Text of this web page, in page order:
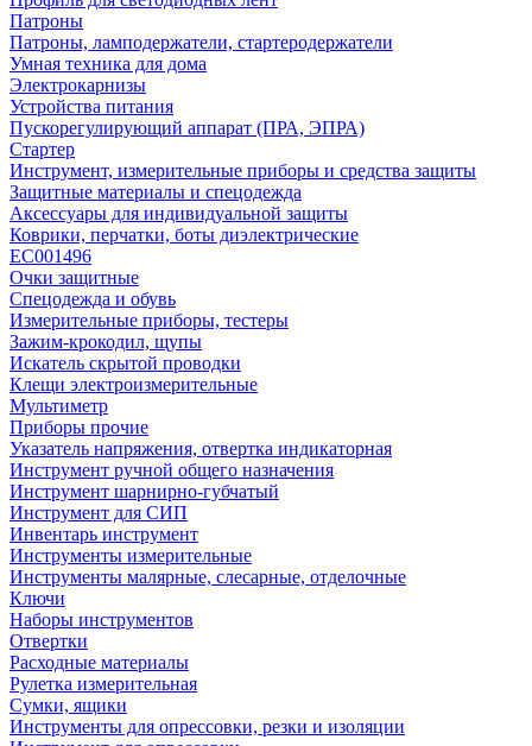
Патроны
Патроны, ламподержатели, стартеродержатели
Умная техника для дома
Электрокарнизы
Устройства питания
Пускорегулирующий аппарат (ПРА, ЭПРА)
Стартер
Инструмент, измерительные приборы и средства защиты
Защитные материалы и спецодежда
Аксессуары для индивидуальной защиты
Коврики, перчатки, боты диэлектрические
EC001496
Очки защитные
Спецодежда и обувь
Измерительные приборы, тестеры
Зажим-крокодил, щупы
Искатель скрытой проводки
Клещи электроизмерительные
Мультиметр
Приборы прочие
Указатель напряжения, отвертка индикаторная
Инструмент ручной общего назначения
Инструмент шарнирно-губчатый
Инструмент для СИП
Инвентарь инструмент
Инструменты измерительные
Инструменты малярные, слесарные, отделочные
Ключи
Наборы инструментов
Отвертки
Расходные материалы
Рулетка измерительная
Сумки, ящики
Инструменты для опрессовки, резки и изоляции